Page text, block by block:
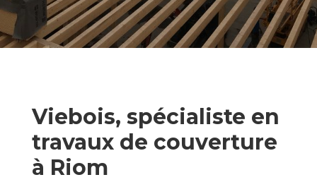
Viebois, spécialiste en
travaux de couverture
à Riom